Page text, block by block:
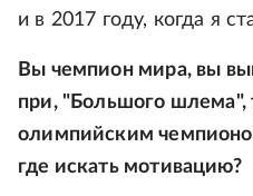
и в 2017 году, когда я
Вы чемпион мира, вы
при, "Большого шлема",
олимпийским
где искать мотивацию?